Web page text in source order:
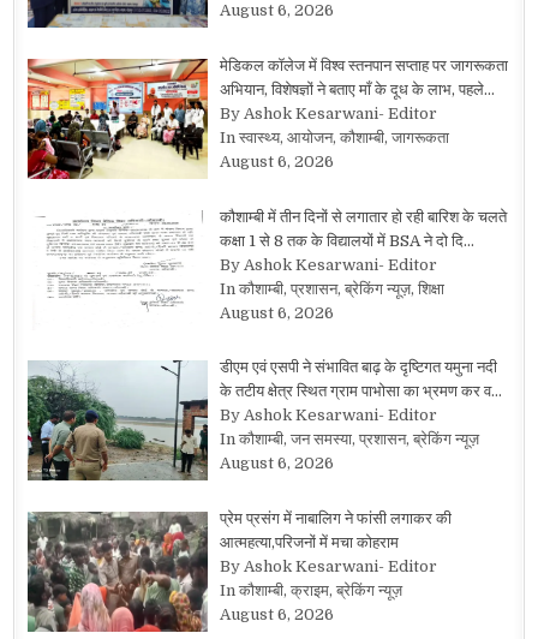
August 6, 2026
मेडिकल कॉलेज में विश्व स्तनपान सप्ताह पर जागरूकता
अभियान, विशेषज्ञों ने बताए माँ के दूध के लाभ, पहले…
By Ashok Kesarwani- Editor
In स्वास्थ्य, आयोजन, कौशाम्बी, जागरूकता
August 6, 2026
कौशाम्बी में तीन दिनों से लगातार हो रही बारिश के चलते
कक्षा 1 से 8 तक के विद्यालयों में BSA ने दो दि…
By Ashok Kesarwani- Editor
In कौशाम्बी, प्रशासन, ब्रेकिंग न्यूज़, शिक्षा
August 6, 2026
डीएम एवं एसपी ने संभावित बाढ़ के दृष्टिगत यमुना नदी
के तटीय क्षेत्र स्थित ग्राम पाभोसा का भ्रमण कर व…
By Ashok Kesarwani- Editor
In कौशाम्बी, जन समस्या, प्रशासन, ब्रेकिंग न्यूज़
August 6, 2026
प्रेम प्रसंग में नाबालिग ने फांसी लगाकर की
आत्महत्या,परिजनों में मचा कोहराम
By Ashok Kesarwani- Editor
In कौशाम्बी, क्राइम, ब्रेकिंग न्यूज़
August 6, 2026